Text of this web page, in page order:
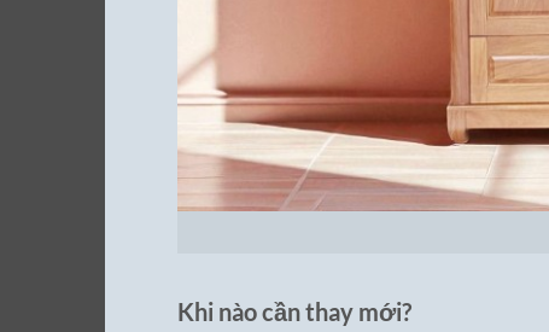
Khi nào cần thay mới?